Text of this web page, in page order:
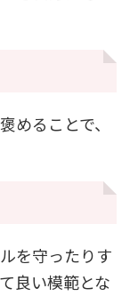
めることで、
を守ったりす
良い模範とな